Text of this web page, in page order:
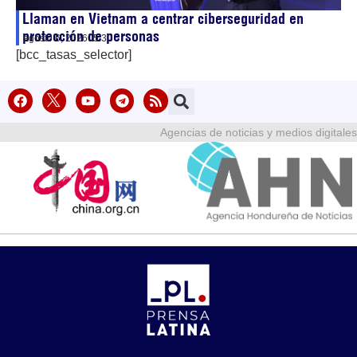
Llaman en Vietnam a centrar ciberseguridad en
protección de personas
agosto 6, 202605:30
[bcc_tasas_selector]
Agencias de noticias y medios digitales